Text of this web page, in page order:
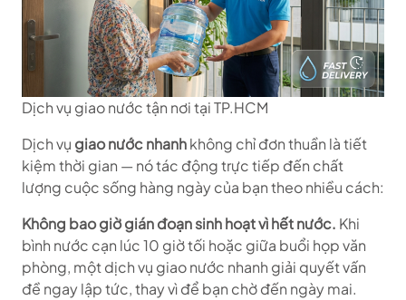
Dịch vụ giao nước tận nơi tại TP.HCM
Dịch vụ giao nước nhanhkhông chỉ đơn thuần là tiết
kiệm thời gian — nó tác động trực tiếp đến chất
lượng cuộc sống hàng ngày của bạn theo nhiều cách:
Không bao giờ gián đoạn sinh hoạt vì hết nước. Khi
bình nước cạn lúc 10 giờ tối hoặc giữa buổi họp văn
phòng, một dịch vụ giao nước nhanh giải quyết vấn
đề ngay lập tức, thay vì để bạn chờ đến ngày mai.